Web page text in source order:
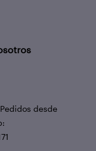
desde